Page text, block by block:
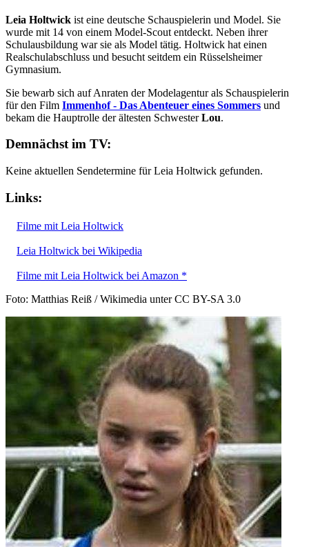
Leia Holtwick ist eine deutsche Schauspielerin und Model. Sie
wurde mit 14 von einem Model-Scout entdeckt. Neben ihrer
Schulausbildung war sie als Model tätig. Holtwick hat einen
Realschulabschluss und besucht seitdem ein Rüsselsheimer
Gymnasium.
Sie bewarb sich auf Anraten der Modelagentur als Schauspielerin
für den Film Immenhof - Das Abenteuer eines Sommers und
bekam die Hauptrolle der ältesten SchwesterLou.
Demnächst im TV:
Keine aktuellen Sendetermine für Leia Holtwick gefunden.
Links:
Filme mit Leia Holtwick
Leia Holtwick bei Wikipedia
Filme mit Leia Holtwick bei Amazon *
Foto: Matthias Reiß / Wikimedia unter CC BY-SA 3.0